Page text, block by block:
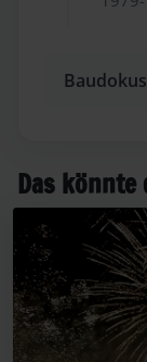
Baudokus
Das